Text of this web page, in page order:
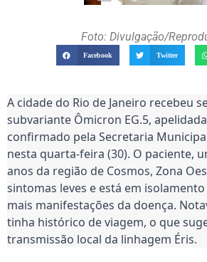
Foto: Divulgação/
Facebook Twitter
A cidade do Rio de Janeiro recebeu
subvariante Ômicron EG.5,
confirmado pela Secretaria
nesta quarta-feira (30). O paciente,
anos da região de Cosmos, Zona
sintomas leves e está em
mais manifestações da doença.
tinha histórico de viagem, o que
transmissão local da linhagem Éris.